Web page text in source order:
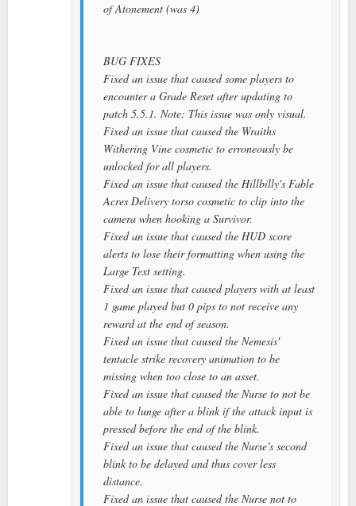
of Atonement (was 4)
BUG FIXES
Fixed an issue that caused some players to
encounter a Grade Reset after updating to
patch 5.5.1. Note: This issue was only visual.
Fixed an issue that caused the Wraiths
Withering Vine cosmetic to erroneously be
unlocked for all players.
Fixed an issue that caused the Hillbilly's Fable
Acres Delivery torso cosmetic to clip into the
camera when hooking a Survivor.
Fixed an issue that caused the HUD score
alerts to lose their formatting when using the
Large Text setting.
Fixed an issue that caused players with at least
1 game played but 0 pips to not receive any
reward at the end of season.
Fixed an issue that caused the Nemesis'
tentacle strike recovery animation to be
missing when too close to an asset.
Fixed an issue that caused the Nurse to not be
able to lunge after a blink if the attack input is
pressed before the end of the blink.
Fixed an issue that caused the Nurse's second
blink to be delayed and thus cover less
distance.
Fixed an issue that caused the Nurse not to